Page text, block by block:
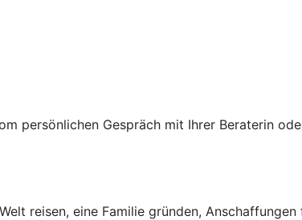
persönlichen Gespräch mit Ihrer Beraterin
reisen, eine Familie gründen,